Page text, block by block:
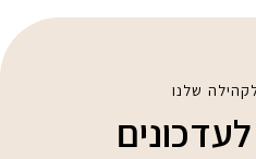
שלנו